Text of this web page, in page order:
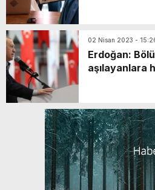
GERÇEKLEŞTİ
02 Nisan 2023 -
Erdoğan:
aşılayanlara